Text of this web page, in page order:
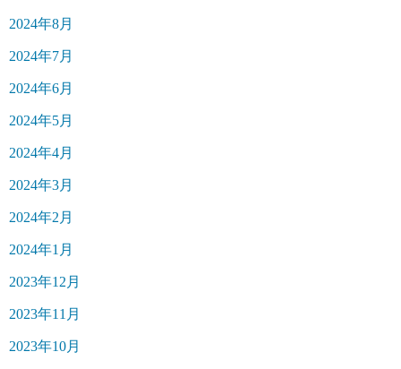
2024年8月
2024年7月
2024年6月
2024年5月
2024年4月
2024年3月
2024年2月
2024年1月
2023年12月
2023年11月
2023年10月